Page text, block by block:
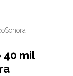
Sonora
40 mil